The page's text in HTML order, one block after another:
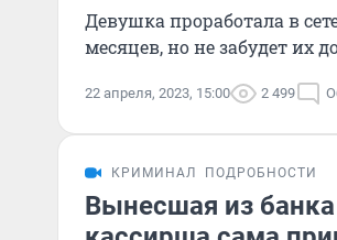
Девушка проработала в
месяцев, но не забудет их
22 апреля, 2023, 15:00 2 499
КРИМИНАЛ ПОДРОБНОСТИ
Вынесшая из